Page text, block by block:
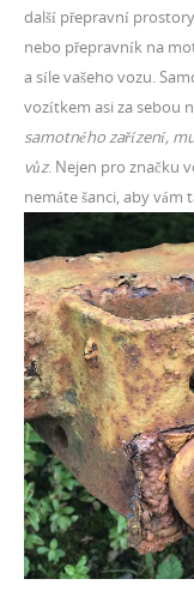
další přepravní
nebo přepravník na
a síle vašeho vozu.
vozítkem asi za sebou
samotného zařízení,
vůz. Nejen pro značku
nemáte šanci, aby vám